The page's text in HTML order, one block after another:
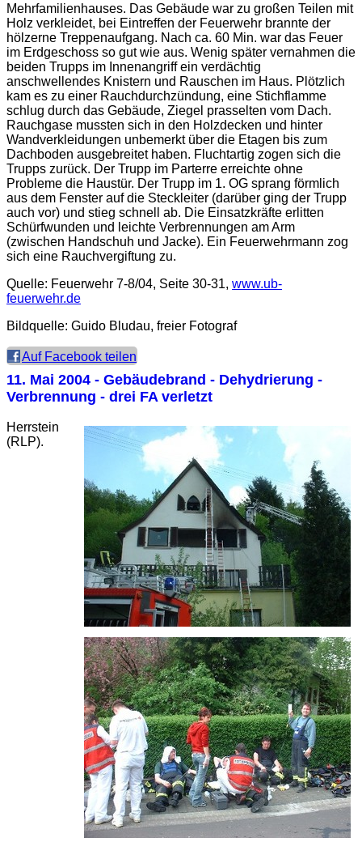
Mehrfamilienhauses. Das Gebäude war zu großen Teilen mit
Holz verkleidet, bei Eintreffen der Feuerwehr brannte der
hölzerne Treppenaufgang. Nach ca. 60 Min. war das Feuer
im Erdgeschoss so gut wie aus. Wenig später vernahmen die
beiden Trupps im Innenangriff ein verdächtig
anschwellendes Knistern und Rauschen im Haus. Plötzlich
kam es zu einer Rauchdurchzündung, eine Stichflamme
schlug durch das Gebäude, Ziegel prasselten vom Dach.
Rauchgase mussten sich in den Holzdecken und hinter
Wandverkleidungen unbemerkt über die Etagen bis zum
Dachboden ausgebreitet haben. Fluchtartig zogen sich die
Trupps zurück. Der Trupp im Parterre erreichte ohne
Probleme die Haustür. Der Trupp im 1. OG sprang förmlich
aus dem Fenster auf die Steckleiter (darüber ging der Trupp
auch vor) und stieg schnell ab. Die Einsatzkräfte erlitten
Schürfwunden und leichte Verbrennungen am Arm
(zwischen Handschuh und Jacke). Ein Feuerwehrmann zog
sich eine Rauchvergiftung zu.
Quelle: Feuerwehr 7-8/04, Seite 30-31, www.ub-
feuerwehr.de
Bildquelle: Guido Bludau, freier Fotograf
Auf Facebook teilen
11. Mai 2004 - Gebäudebrand - Dehydrierung -
Verbrennung - drei FA verletzt
Herrstein
(RLP).